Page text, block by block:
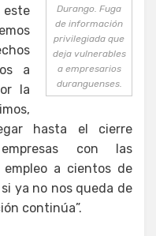
Durango. Fuga
de información
privilegiada que
deja vulnerables
a empresarios
duranguenses.
a
la
hasta el cierre
con las
a cientos de
ya no nos queda de
continúa”.